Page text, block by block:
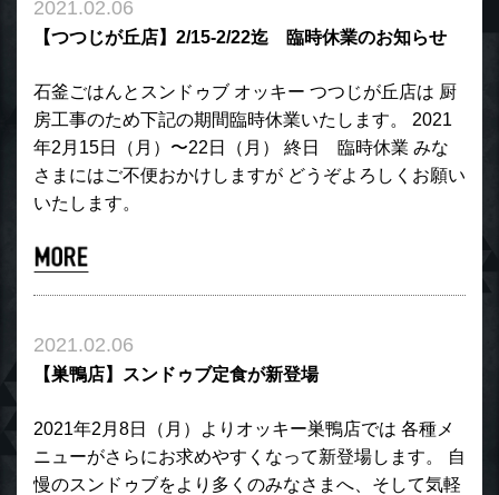
2021.02.06
【つつじが丘店】2/15-2/22迄 臨時休業のお知らせ
石釜ごはんとスンドゥブ オッキー つつじが丘店は 厨
房工事のため下記の期間臨時休業いたします。 2021
年2月15日（月）〜22日（月） 終日 臨時休業 みな
さまにはご不便おかけしますが どうぞよろしくお願い
いたします。
2021.02.06
【巣鴨店】スンドゥブ定食が新登場
2021年2月8日（月）よりオッキー巣鴨店では 各種メ
ニューがさらにお求めやすくなって新登場します。 自
慢のスンドゥブをより多くのみなさまへ、そして気軽